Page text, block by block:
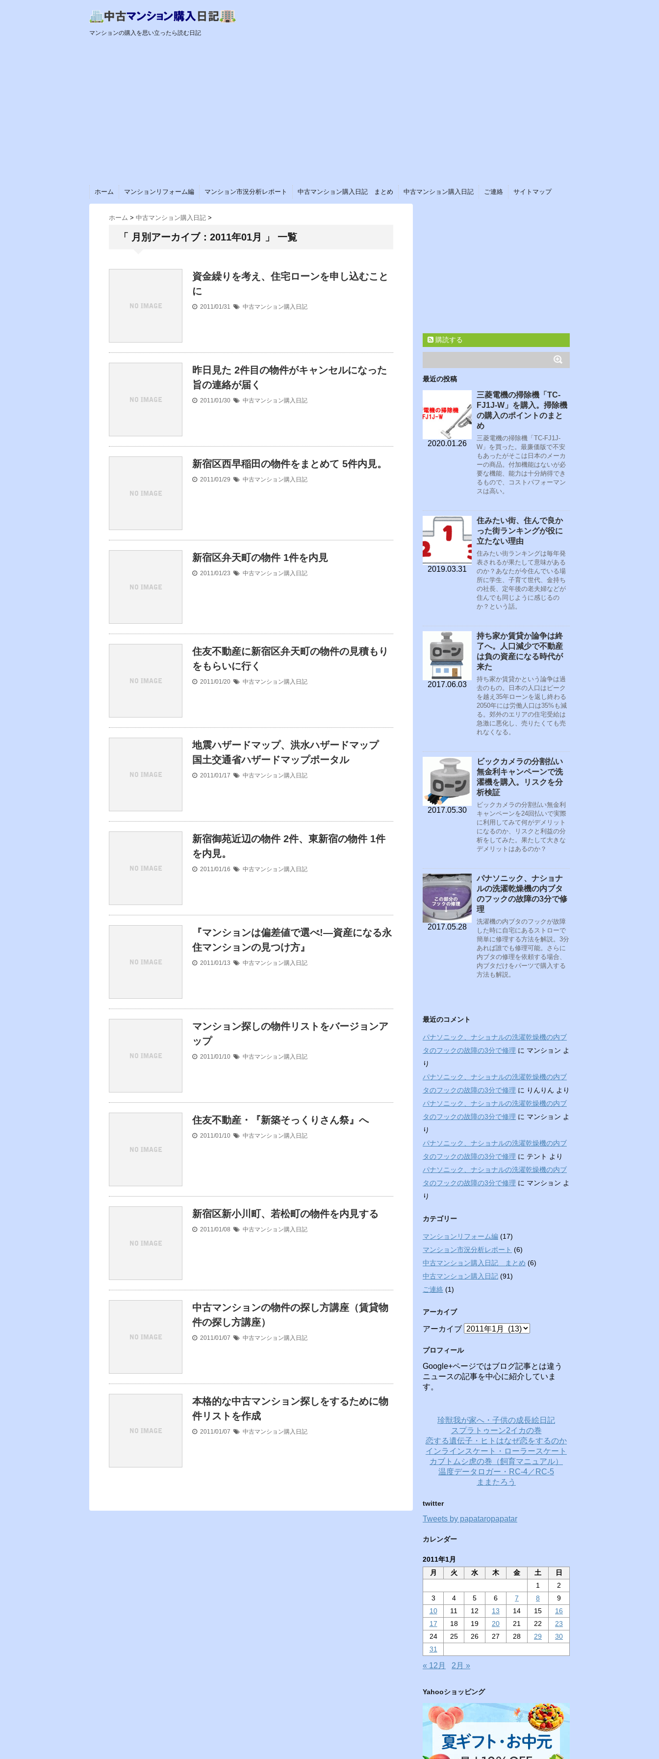
マンションの購入を思い立ったら読む日記
ホーム マンションリフォーム編 マンション市況分析レポート 中古マンション購入日記 まとめ 中古マンション購入日記 ご連絡 サイトマップ
ホーム > 中古マンション購入日記 >
「 月別アーカイブ：2011年01月 」 一覧
資金繰りを考え、住宅ローンを申し込むこと
に
2011/01/31 中古マンション購入日記
昨日見た 2件目の物件がキャンセルになった
旨の連絡が届く
2011/01/30 中古マンション購入日記
新宿区西早稲田の物件をまとめて 5件内見。
2011/01/29 中古マンション購入日記
新宿区弁天町の物件 1件を内見
2011/01/23 中古マンション購入日記
住友不動産に新宿区弁天町の物件の見積もり
をもらいに行く
2011/01/20 中古マンション購入日記
地震ハザードマップ、洪水ハザードマップ
国土交通省ハザードマップポータル
2011/01/17 中古マンション購入日記
新宿御苑近辺の物件 2件、東新宿の物件 1件
を内見。
2011/01/16 中古マンション購入日記
『マンションは偏差値で選べ!―資産になる永
住マンションの見つけ方』
2011/01/13 中古マンション購入日記
マンション探しの物件リストをバージョンア
ップ
2011/01/10 中古マンション購入日記
住友不動産・『新築そっくりさん祭』へ
2011/01/10 中古マンション購入日記
新宿区新小川町、若松町の物件を内見する
2011/01/08 中古マンション購入日記
中古マンションの物件の探し方講座（賃貸物
件の探し方講座）
2011/01/07 中古マンション購入日記
本格的な中古マンション探しをするために物
件リストを作成
2011/01/07 中古マンション購入日記
購読する
最近の投稿
2020.01.26
三菱電機の掃除機「TC-
FJ1J-W」を購入。掃除機
の購入のポイントのまと
め
三菱電機の掃除機「TC-FJ1J-
W」を買った。最廉価版で不安
もあったがそこは日本のメーカ
ーの商品。付加機能はないが必
要な機能、能力は十分納得でき
るもので、コストパフォーマン
スは高い。
2019.03.31
住みたい街、住んで良か
った街ランキングが役に
立たない理由
住みたい街ランキングは毎年発
表されるが果たして意味がある
のか？あなたが今住んでいる場
所に学生、子育て世代、金持ち
の社長、定年後の老夫婦などが
住んでも同じように感じるの
か？という話。
2017.06.03
持ち家か賃貸か論争は終
了へ。人口減少で不動産
は負の資産になる時代が
来た
持ち家か賃貸かという論争は過
去のもの。日本の人口はピーク
を越え35年ローンを返し終わる
2050年には労働人口は35%も減
る。郊外のエリアの住宅受給は
急激に悪化し、売りたくても売
れなくなる。
2017.05.30
ビックカメラの分割払い
無金利キャンペーンで洗
濯機を購入。リスクを分
析検証
ビックカメラの分割払い無金利
キャンペーンを24回払いで実際
に利用してみて何がデメリット
になるのか、リスクと利益の分
析をしてみた。果たして大きな
デメリットはあるのか？
2017.05.28
パナソニック、ナショナ
ルの洗濯乾燥機の内ブタ
のフックの故障の3分で修
理
洗濯機の内ブタのフックが故障
した時に自宅にあるストローで
簡単に修理する方法を解説。3分
あれば誰でも修理可能。さらに
内ブタの修理を依頼する場合、
内ブタだけをパーツで購入する
方法も解説。
最近のコメント
パナソニック、ナショナルの洗濯乾燥機の内ブ
タのフックの故障の3分で修理 に マンション よ
り
パナソニック、ナショナルの洗濯乾燥機の内ブ
タのフックの故障の3分で修理 に りんりん より
パナソニック、ナショナルの洗濯乾燥機の内ブ
タのフックの故障の3分で修理 に マンション よ
り
パナソニック、ナショナルの洗濯乾燥機の内ブ
タのフックの故障の3分で修理 に テント より
パナソニック、ナショナルの洗濯乾燥機の内ブ
タのフックの故障の3分で修理 に マンション よ
り
カテゴリー
マンションリフォーム編 (17)
マンション市況分析レポート (6)
中古マンション購入日記 まとめ (6)
中古マンション購入日記 (91)
ご連絡 (1)
アーカイブ
アーカイブ
プロフィール
Google+ページではブログ記事とは違う
ニュースの記事を中心に紹介していま
す。
珍獣我が家へ・子供の成長絵日記
スプラトゥーン2イカの巻
恋する遺伝子・ヒトはなぜ恋をするのか
インラインスケート・ローラースケート
カブトムシ虎の巻（飼育マニュアル）
温度データロガー・RC-4／RC-5
ままたろう
twitter
Tweets by papataropapatar
カレンダー
2011年1月
月
火 水 木 金 土
日
1
2
3
4 5 6 7 8
9
10
11 12 13 14 15
16
17
18 19 20 21 22
23
24
25 26 27 28 29
30
31
« 12月 2月 »
Yahooショッピング